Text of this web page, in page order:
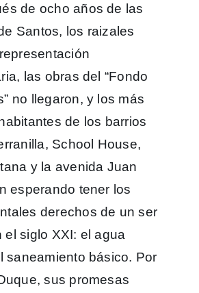
de ocho años de las
Santos, los raizales
las obras del “Fondo
no llegaron, y los más
de los barrios
School House,
y la avenida Juan
esperando tener los
derechos de un ser
el siglo XXI: el agua
saneamiento básico. Por
sus promesas